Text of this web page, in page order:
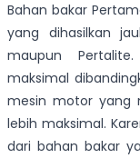
Bahan bakar
yang dihasilkan
maupun
maksimal
mesin motor yang
lebih maksimal.
dari bahan bakar